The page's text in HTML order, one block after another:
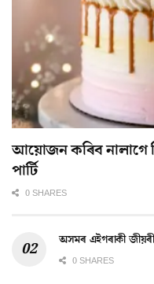
আয়োজন কৰিব নালাগে
পাৰ্টি
0 SHARES
অসমৰ এইগৰাকী
0 SHARES